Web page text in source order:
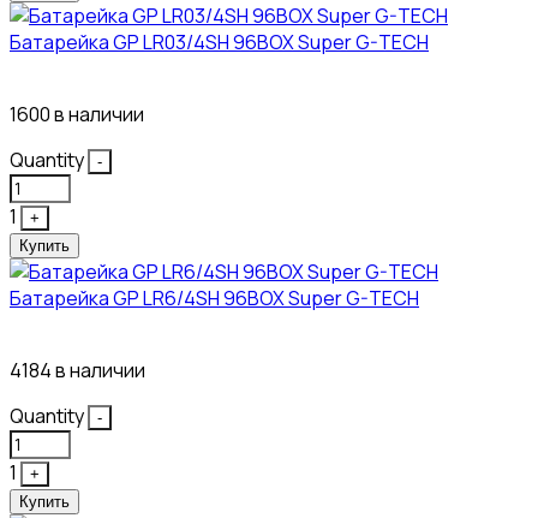
Батарейка GP LR03/4SH 96BOX Super G-TECH
1600 в наличии
Quantity
-
1
+
Купить
Батарейка GP LR6/4SH 96BOX Super G-TECH
4184 в наличии
Quantity
-
1
+
Купить